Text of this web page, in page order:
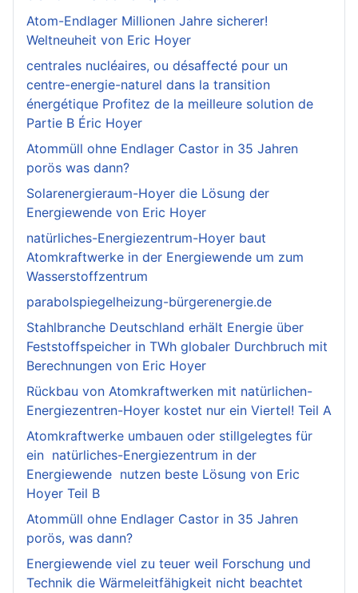
Atom-Endlager Millionen Jahre sicherer!
Weltneuheit von Eric Hoyer
centrales nucléaires, ou désaffecté pour un
centre-energie-naturel dans la transition
énergétique Profitez de la meilleure solution de
Partie B Éric Hoyer
Atommüll ohne Endlager Castor in 35 Jahren
porös was dann?
Solarenergieraum-Hoyer die Lösung der
Energiewende von Eric Hoyer
natürliches-Energiezentrum-Hoyer baut
Atomkraftwerke in der Energiewende um zum
Wasserstoffzentrum
parabolspiegelheizung-bürgerenergie.de
Stahlbranche Deutschland erhält Energie über
Feststoffspeicher in TWh globaler Durchbruch mit
Berechnungen von Eric Hoyer
Rückbau von Atomkraftwerken mit natürlichen-
Energiezentren-Hoyer kostet nur ein Viertel! Teil A
Atomkraftwerke umbauen oder stillgelegtes für
ein natürliches-Energiezentrum in der
Energiewende nutzen beste Lösung von Eric
Hoyer Teil B
Atommüll ohne Endlager Castor in 35 Jahren
porös, was dann?
Energiewende viel zu teuer weil Forschung und
Technik die Wärmeleitfähigkeit nicht beachtet